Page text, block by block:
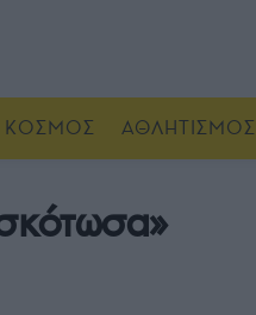
ΚΟΣΜΟΣ ΑΘΛΗΤΙΣΜΟΣ